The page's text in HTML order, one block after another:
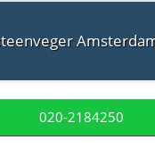
020-2184250